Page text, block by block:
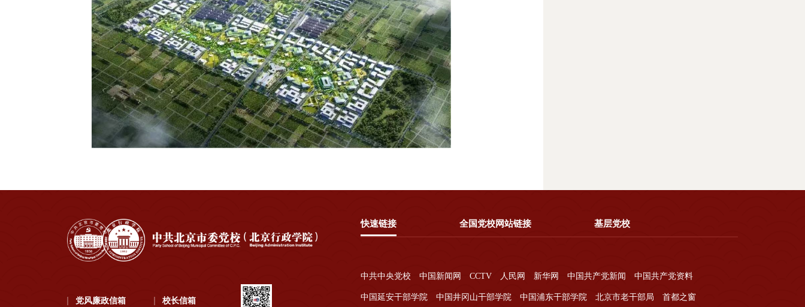
党风廉政信箱 校长信箱
快速链接 全国党校网站链接 基层党校
中共中央党校 中国新闻网 CCTV 人民网 新华网 中国共产党新闻 中国共产党资料
中国延安干部学院 中国井冈山干部学院 中国浦东干部学院 北京市老干部局 首都之窗